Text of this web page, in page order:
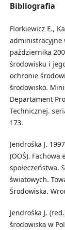
Bibliografia
Florkiewicz E.,
administracyjne
października
środowisku i
ochronie
środowisko.
Departament
Technicznej.
173.
Jendrośka J.
(OOŚ). Fachowa
społeczeństwa.
światowych.
Środowiska.
Jendrośka J.
środowiska w